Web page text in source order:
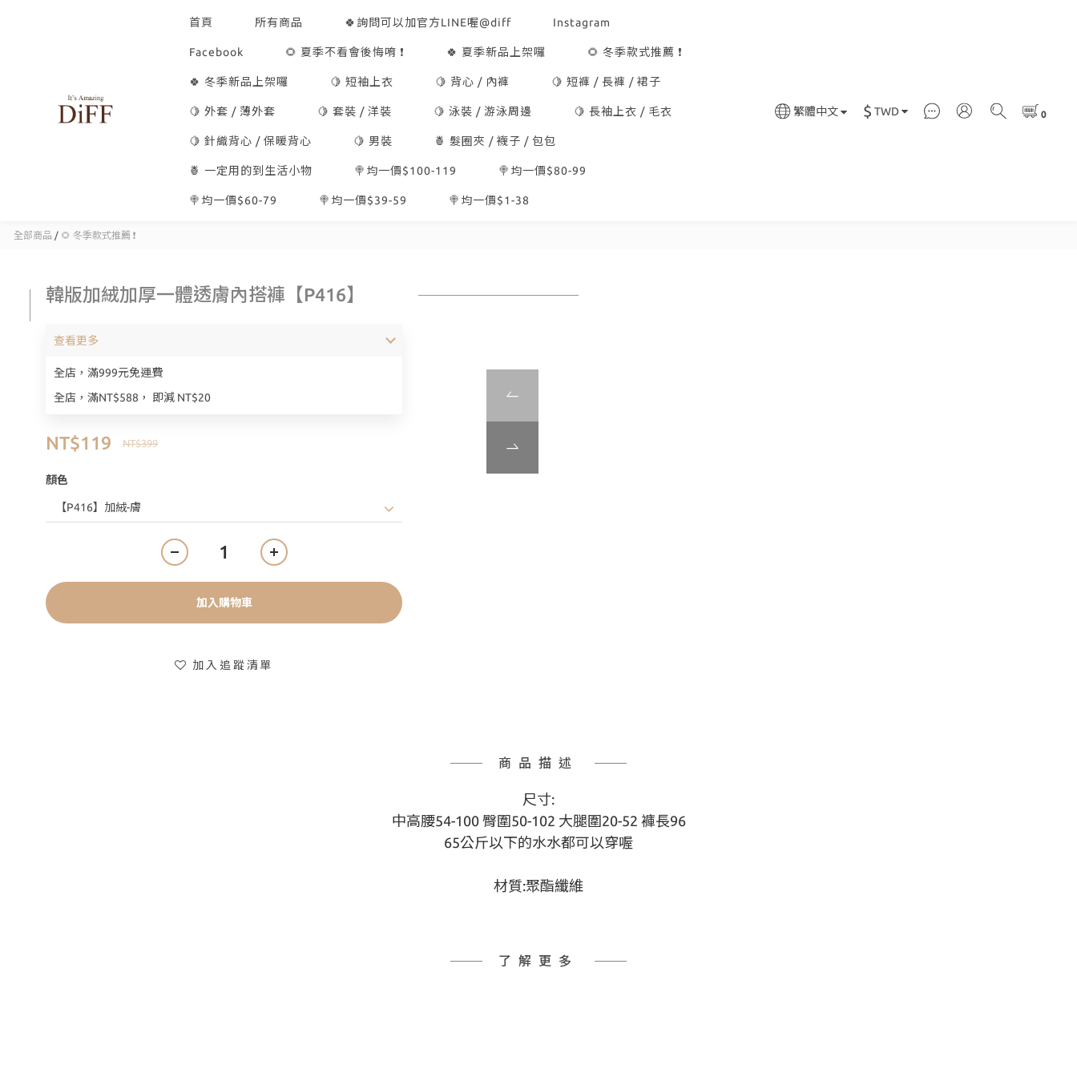
首頁 所有商品 🍀詢問可以加官方LINE喔@diff Instagram
Facebook 🌻 夏季不看會後悔唷 ❗ 🍀 夏季新品上架囉 🌻 冬季款式推薦 ❗
🍀 冬季新品上架囉 🍋 短袖上衣 🍋 背心 / 內褲 🍋 短褲 / 長褲 / 裙子
🍋 外套 / 薄外套 🍋 套裝 / 洋裝 🍋 泳裝 / 游泳周邊 🍋 長袖上衣 / 毛衣
🍋 針織背心 / 保暖背心 🍋 男裝 🍍 髮圈夾 / 襪子 / 包包
🍍 一定用的到生活小物 🍭均一價$100-119 🍭均一價$80-99
🍭均一價$60-79 🍭均一價$39-59 🍭均一價$1-38
繁體中文 $ TWD
全部商品 / 🌻 冬季款式推薦 ❗
韓版加絨加厚一體透膚內搭褲【P416】
全店，滿999元免運費
全店，滿NT$588， 即減 NT$20
查看更多
NT$399
NT$119
顏色
加入購物車
加入追蹤清單
商品描述
尺寸:
中高腰54-100 臀圍50-102 大腿圍20-52 褲長96
65公斤以下的水水都可以穿喔
材質:聚酯纖維
了解更多